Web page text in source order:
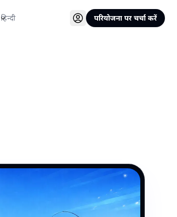
भाषा परियोजना पर चर्चा करें